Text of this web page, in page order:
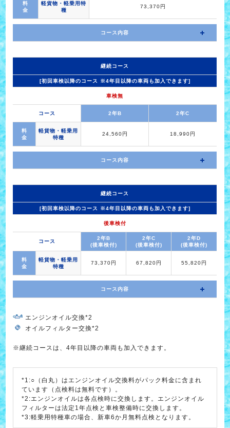
料
金
軽貨物・軽乗用特
種
73,370円
コース内容
継続コース
[初回車検以降のコース ※4年目以降の車両も加入できます]
車検無
コース 2年B 2年C
料
金
軽貨物・軽乗用
特種
24,560円 18,990円
コース内容
継続コース
[初回車検以降のコース ※4年目以降の車両も加入できます]
後車検付
コース
2年B
(後車検付)
2年C
(後車検付)
2年D
(後車検付)
料
金
軽貨物・軽乗用
特種
73,370円 67,820円 55,820円
コース内容
エンジンオイル交換*2
オイルフィルター交換*2
※継続コースは、4年目以降の車両も加入できます。
*1:○（白丸）はエンジンオイル交換料がパック料金に含まれ
ています（点検料は無料です）。
*2:エンジンオイルは各点検時に交換します。エンジンオイル
フィルターは法定1年点検と車検整備時に交換します。
*3:軽乗用特種車の場合、新車6か月無料点検となります。